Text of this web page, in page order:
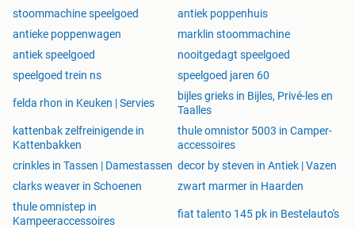
stoommachine speelgoed
antiek poppenhuis
antieke poppenwagen
marklin stoommachine
antiek speelgoed
nooitgedagt speelgoed
speelgoed trein ns
speelgoed jaren 60
felda rhon in Keuken | Servies
bijles grieks in Bijles, Privé-les en
Taalles
kattenbak zelfreinigende in
Kattenbakken
thule omnistor 5003 in Camper-
accessoires
crinkles in Tassen | Damestassen decor by steven in Antiek | Vazen
clarks weaver in Schoenen
zwart marmer in Haarden
thule omnistep in
Kampeeraccessoires
fiat talento 145 pk in Bestelauto's